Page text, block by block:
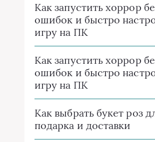
Как запустить хоррор
ошибок и быстро
игру на ПК
Как запустить хоррор
ошибок и быстро
игру на ПК
Как выбрать букет роз
подарка и доставки